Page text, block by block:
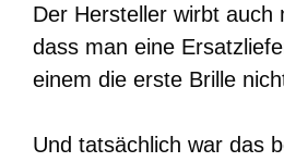
Der Hersteller wirbt auch
dass man eine
einem die erste Brille
Und tatsächlich war das